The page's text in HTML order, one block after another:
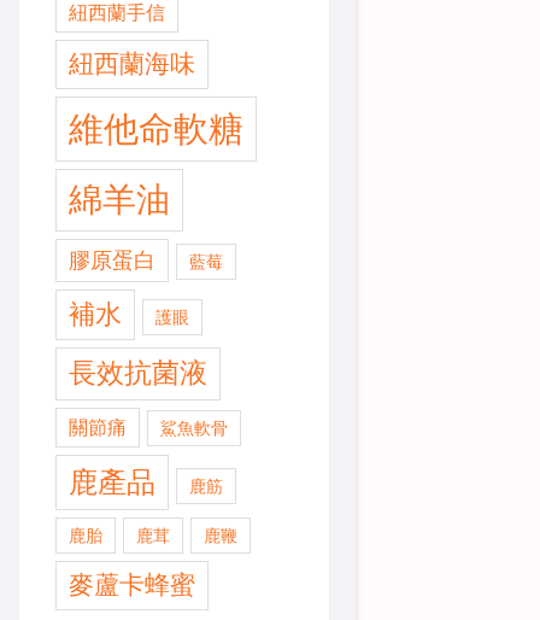
紐西蘭手信
紐西蘭海味
維他命軟糖
綿羊油
膠原蛋白 藍莓
補水 護眼
長效抗菌液
關節痛 鯊魚軟骨
鹿產品 鹿筋
鹿胎 鹿茸 鹿鞭
麥蘆卡蜂蜜